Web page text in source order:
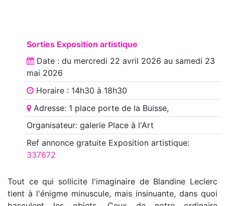
Sorties Exposition artistique
Date : du mercredi 22 avril 2026 au samedi 23
mai 2026
Horaire : 14h30 à 18h30
Adresse: 1 place porte de la Buisse,
Organisateur: galerie Place à l'Art
Ref annoncegratuite Exposition artistique:
337672
Tout ce qui sollicite l'imaginaire de Blandine Leclerc
tient à l'énigme minuscule, mais insinuante, dans quoi